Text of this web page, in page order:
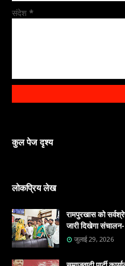
संदेश *
कुल पेज दृश्य
लोकप्रिय लेख
रामपुरखास को
जारी दिखेगा संचालन-
जुलाई 29, 2026